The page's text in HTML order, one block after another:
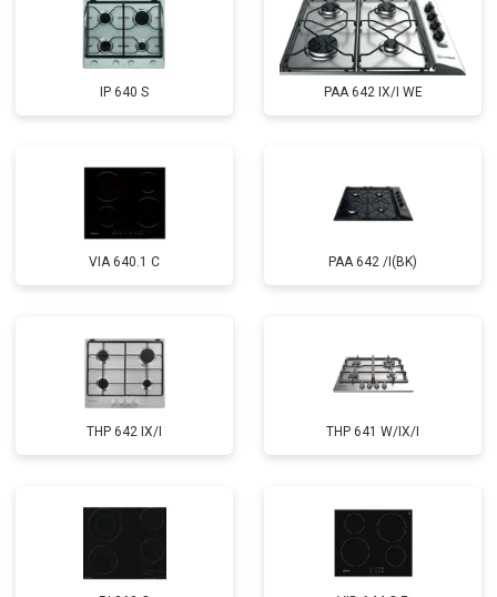
IP 640 S PAA 642 IX/I WE
VIA 640.1 C PAA 642 /I(BK)
THP 642 IX/I THP 641 W/IX/I